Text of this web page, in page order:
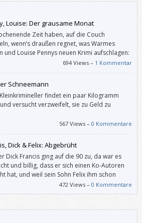
Louise: Der grausame Monat
Zeit haben, auf die Couch
wenn‘s draußen regnet, was Warmes
und Louise Pennys neuen Krimi aufschlagen:
kann so spannend sein.
694 Views – 1 Kommentar
Schneemann
findet ein paar Kilogramm
versucht verzweifelt, sie zu Geld zu
567 Views –0 Kommentare
Dick & Felix: Abgebrüht
Dick Francis ging auf die 90 zu, da war es
und billig, dass er sich einen Ko-Autoren
hat, und weil sein Sohn Felix ihm schon
beim Recherchieren geholfen hatte, durfte er
noch nicht auf Deutsch erschienenen „Silks“)
472 Views –0 Kommentare